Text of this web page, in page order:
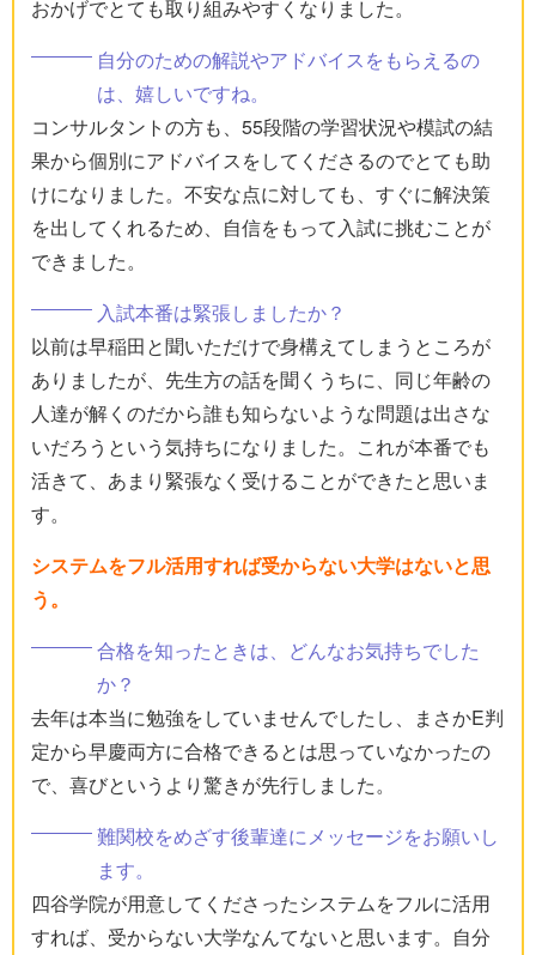
おかげでとても取り組みやすくなりました。
自分のための解説やアドバイスをもらえるの
は、嬉しいですね。
コンサルタントの方も、55段階の学習状況や模試の結
果から個別にアドバイスをしてくださるのでとても助
けになりました。不安な点に対しても、すぐに解決策
を出してくれるため、自信をもって入試に挑むことが
できました。
入試本番は緊張しましたか？
以前は早稲田と聞いただけで身構えてしまうところが
ありましたが、先生方の話を聞くうちに、同じ年齢の
人達が解くのだから誰も知らないような問題は出さな
いだろうという気持ちになりました。これが本番でも
活きて、あまり緊張なく受けることができたと思いま
す。
システムをフル活用すれば受からない大学はないと思
う。
合格を知ったときは、どんなお気持ちでした
か？
去年は本当に勉強をしていませんでしたし、まさかE判
定から早慶両方に合格できるとは思っていなかったの
で、喜びというより驚きが先行しました。
難関校をめざす後輩達にメッセージをお願いし
ます。
四谷学院が用意してくださったシステムをフルに活用
すれば、受からない大学なんてないと思います。自分